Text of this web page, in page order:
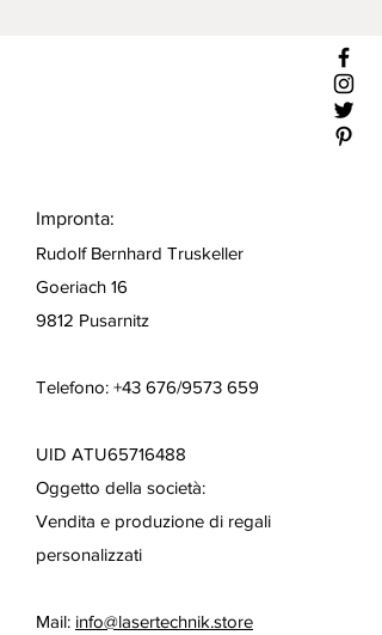
Impronta:
Rudolf Bernhard Truskeller
Goeriach 16
9812 Pusarnitz
Telefono: +43 676/9573 659
UID ATU65716488
Oggetto della società:
Vendita e produzione di regali
personalizzati
Mail: info@lasertechnik.store